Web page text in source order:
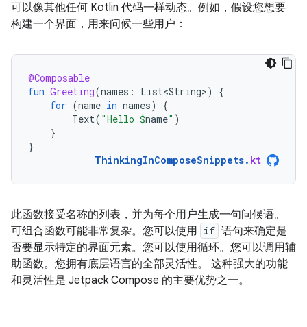
可以像其他任何 Kotlin 代码一样动态。例如，假设您想要
构建一个界面，用来问候一些用户：
@Composable
fun Greeting(names : List<String>)
{
for (name in names)
{
Text( "Hello $name" )
}
}
ThinkingInComposeSnippets. kt
此函数接受名称的列表，并为每个用户生成一句问候语。
可组合函数可能非常复杂。您可以使用 if 语句来确定是
否要显示特定的界面元素。您可以使用循环。您可以调用辅
助函数。您拥有底层语言的全部灵活性。 这种强大的功能
和灵活性是 Jetpack Compose 的主要优势之一。